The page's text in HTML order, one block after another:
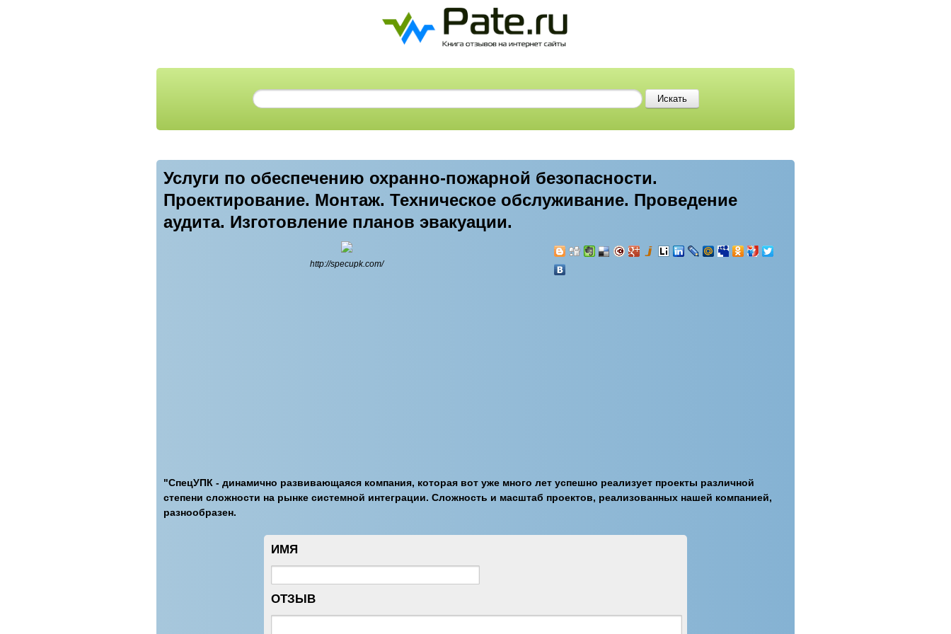
Услуги по обеспечению охранно-пожарной безопасности.
Проектирование. Монтаж. Техническое обслуживание. Проведение
аудита. Изготовление планов эвакуации.
http://specupk.com/
"СпецУПК - динамично развивающаяся компания, которая вот уже много лет успешно реализует проекты различной
степени сложности на рынке системной интеграции. Сложность и масштаб проектов, реализованных нашей компанией,
разнообразен.
ИМЯ
ОТЗЫВ